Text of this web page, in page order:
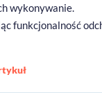
wykonywanie.
funkcjonalność